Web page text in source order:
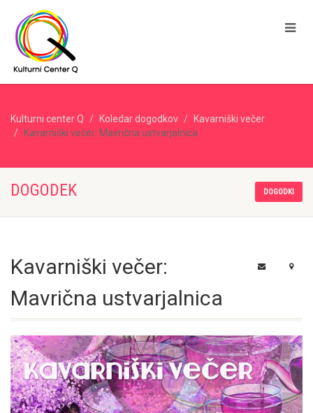
Kulturni center Q Koledar dogodkov
Kavarniški večer
Kavarniški večer: Mavrična ustvarjalnica
DOGODEK DOGODKI
Kavarniški večer:
Mavrična ustvarjalnica